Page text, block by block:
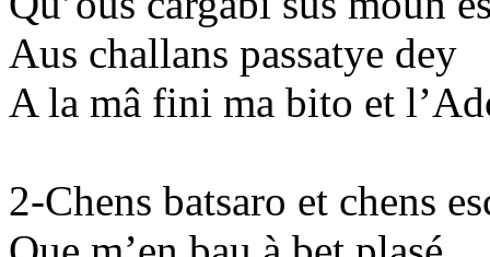
Aus challans passatye dey
A la mâ fini ma bito et
2-Chens batsaro et chens